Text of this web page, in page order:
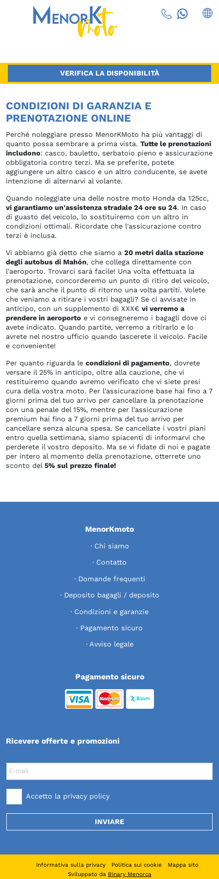
VERIFICA LA DISPONIBILITÀ
CONDIZIONI DI GARANZIA E
PRENOTAZIONE ONLINE
Perché noleggiare presso MenorKMoto ha più vantaggi di
quanto possa sembrare a prima vista. Tutte le prenotazioni
includono: casco, bauletto, serbatoio pieno e assicurazione
obbligatoria contro terzi. Ma se preferite, potete
aggiungere un altro casco e un altro conducente, se avete
intenzione di alternarvi al volante.
Quando noleggiate una delle nostre moto Honda da 125cc,
vi garantiamo un'assistenza stradale 24 ore su 24. In caso
di guasto del veicolo, lo sostituiremo con un altro in
condizioni ottimali. Ricordate che l'assicurazione contro
terzi è inclusa.
Vi abbiamo già detto che siamo a 20 metri dalla stazione
degli autobus di Mahón, che collega direttamente con
l'aeroporto. Trovarci sarà facile! Una volta effettuata la
prenotazione, concorderemo un punto di ritiro del veicolo,
che sarà anche il punto di ritorno una volta partiti. Volete
che veniamo a ritirare i vostri bagagli? Se ci avvisate in
anticipo, con un supplemento di XXX€ vi verremo a
prendere in aeroporto e vi consegneremo i bagagli dove ci
avete indicato. Quando partite, verremo a ritirarlo e lo
avrete nel nostro ufficio quando lascerete il veicolo. Facile
e conveniente!
Per quanto riguarda le condizioni di pagamento, dovrete
versare il 25% in anticipo, oltre alla cauzione, che vi
restituiremo quando avremo verificato che vi siete presi
cura della vostra moto. Per l'assicurazione base hai fino a 7
giorni prima del tuo arrivo per cancellare la prenotazione
con una penale del 15%, mentre per l'assicurazione
premium hai fino a 7 giorni prima del tuo arrivo per
cancellare senza alcuna spesa. Se cancellate i vostri piani
entro quella settimana, siamo spiacenti di informarvi che
perderete il vostro deposito. Ma se vi fidate di noi e pagate
per intero al momento della prenotazione, otterrete uno
sconto del 5% sul prezzo finale!
MenorKmoto
Chi siamo
Contatto
Domande frequenti
Deposito bagagli / deposito
Condizioni e garanzie
Pagamento sicuro
Avviso legale
Pagamento sicuro
Ricevere offerte e promozioni
E-mail
Accetto la privacy policy
INVIARE
Informativa sulla privacy Politica sui cookie
Mappa sito
Sviluppato da Binary Menorca